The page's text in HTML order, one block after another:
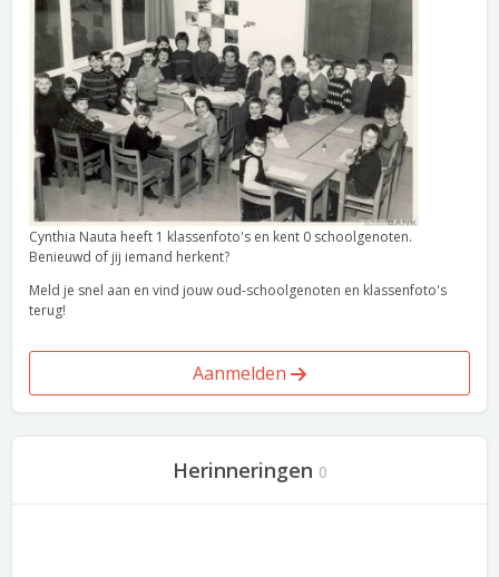
Cynthia Nauta heeft 1 klassenfoto's en kent 0 schoolgenoten.
Benieuwd of jij iemand herkent?
Meld je snel aan en vind jouw oud-schoolgenoten en klassenfoto's
terug!
Aanmelden
Herinneringen 0